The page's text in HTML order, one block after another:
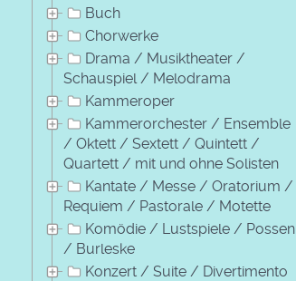
Buch
Chorwerke
Drama / Musiktheater /
Schauspiel / Melodrama
Kammeroper
Kammerorchester / Ensemble
/ Oktett / Sextett / Quintett /
Quartett / mit und ohne Solisten
Kantate / Messe / Oratorium /
Requiem / Pastorale / Motette
Komödie / Lustspiele / Possen
/ Burleske
Konzert / Suite / Divertimento